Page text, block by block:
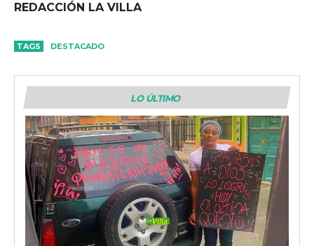
REDACCIÓN LA VILLA
TAGS DESTACADO
LO ÚLTIMO